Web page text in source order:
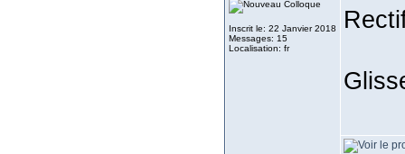
Inscrit le: 22 Janvier 2018
Messages: 15
Localisation: fr